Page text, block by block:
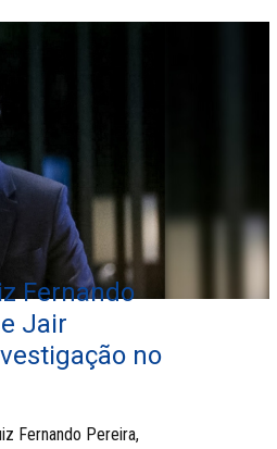
Fernando
Jair
no
Fernando Pereira,